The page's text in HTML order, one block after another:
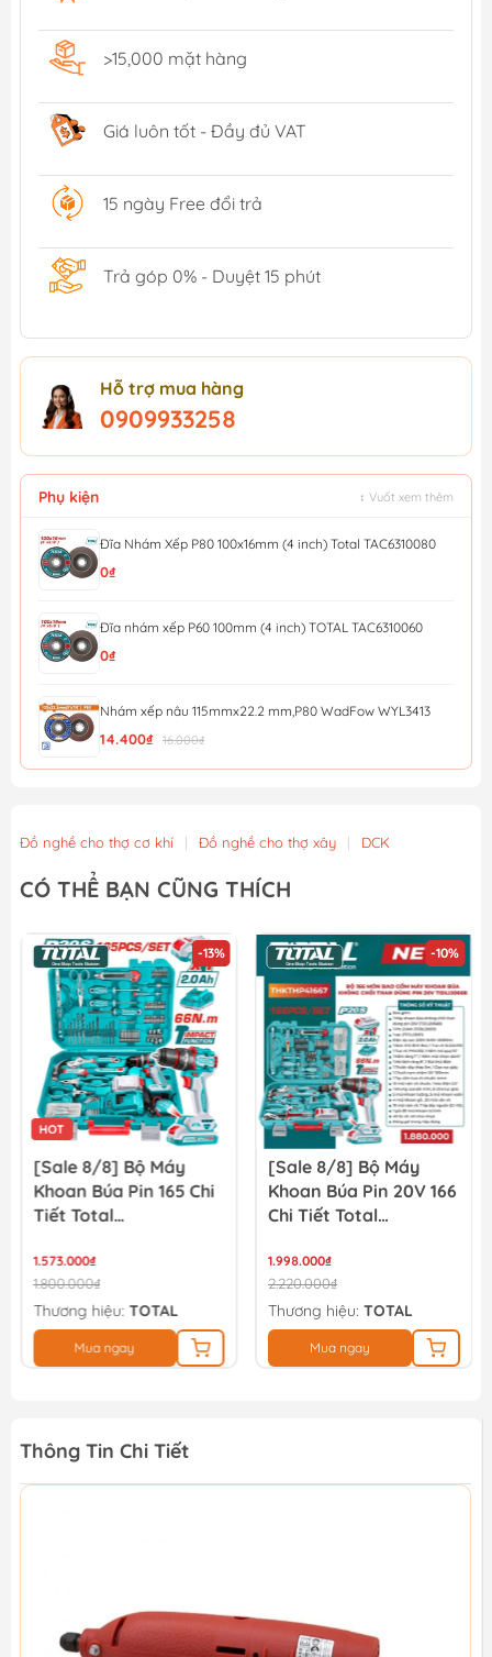
>15,000 mặt hàng
Giá luôn tốt - Đầy đủ VAT
15 ngày Free đổi trả
Trả góp 0% - Duyệt 15 phút
Hỗ trợ mua hàng
0909933258
Phụ kiện ↕ Vuốt xem thêm
Đĩa Nhám Xếp P80 100x16mm (4 inch) Total TAC6310080
0₫
Đĩa nhám xếp P60 100mm (4 inch) TOTAL TAC6310060
0₫
Nhám xếp nâu 115mmx22.2 mm,P80 WadFow WYL3413
14.400₫ 16.000₫
Đá mài kim loại 115x6x22.2mm WadFow WAC1347
13.500₫
Nhám xếp P40 - 100mm Total TAC6310040
13.500₫ 15.000₫
Đồ nghề cho thợ cơ khí | Đồ nghề cho thợ xây | DCK
CÓ THỂ BẠN CŨNG THÍCH
-13%
HOT
[Sale 8/8] Bộ Máy
Khoan Búa Pin 165 Chi
Tiết Total
1.573.000₫
1.800.000₫
Thương hiệu: TOTAL
Mua ngay
-10%
[Sale 8/8] Bộ Máy
Khoan Búa Pin 20V 166
Chi Tiết Total
THKTHP41667
1.998.000₫
2.220.000₫
Thương hiệu: TOTAL
Mua ngay
Thông Tin Chi Tiết